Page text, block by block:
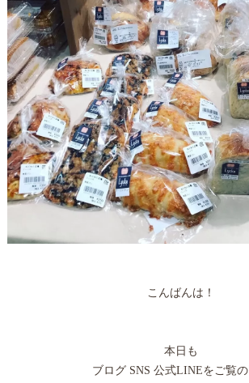
こんばんは！
本日も
ブログ SNS 公式LINEをご覧